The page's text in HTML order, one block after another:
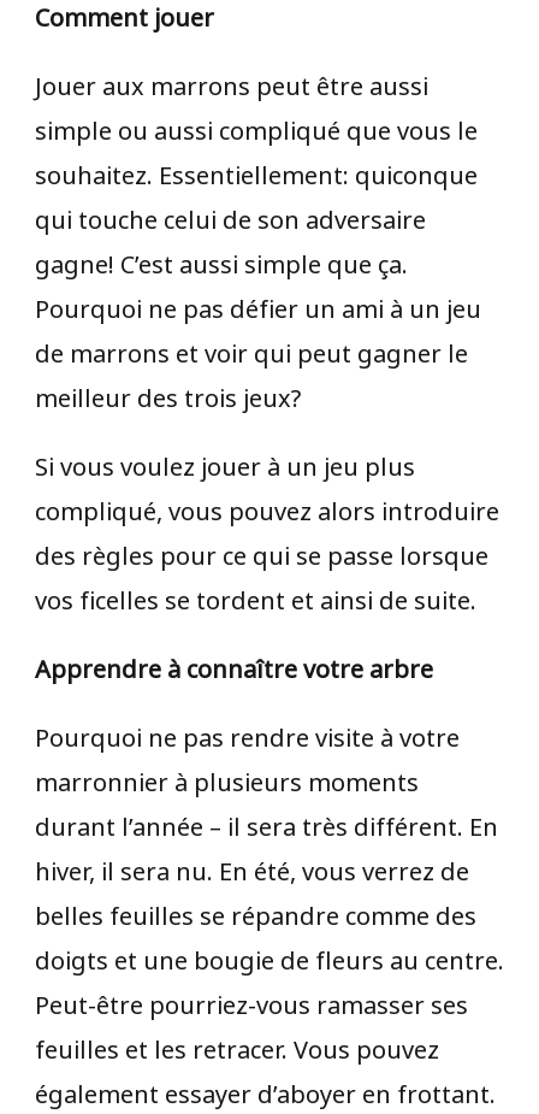
Comment jouer
Jouer aux marrons peut être aussi
simple ou aussi compliqué que vous le
souhaitez. Essentiellement: quiconque
qui touche celui de son adversaire
gagne! C’est aussi simple que ça.
Pourquoi ne pas défier un ami à un jeu
de marrons et voir qui peut gagner le
meilleur des trois jeux?
Si vous voulez jouer à un jeu plus
compliqué, vous pouvez alors introduire
des règles pour ce qui se passe lorsque
vos ficelles se tordent et ainsi de suite.
Apprendre à connaître votre arbre
Pourquoi ne pas rendre visite à votre
marronnier à plusieurs moments
durant l’année – il sera très différent. En
hiver, il sera nu. En été, vous verrez de
belles feuilles se répandre comme des
doigts et une bougie de fleurs au centre.
Peut-être pourriez-vous ramasser ses
feuilles et les retracer. Vous pouvez
également essayer d’aboyer en frottant.